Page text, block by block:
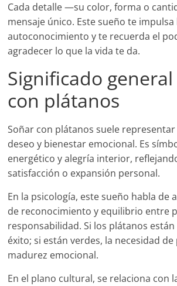
Cada detalle —su color, forma o
mensaje único. Este sueño te impulsa
autoconocimiento y te recuerda el
agradecer lo que la vida te da.
Significado
con plátanos
Soñar con plátanos suele
deseo y bienestar emocional. Es
energético y alegría interior,
satisfacción o expansión personal.
En la psicología, este sueño habla de
de reconocimiento y equilibrio entre
responsabilidad. Si los plátanos
éxito; si están verdes, la necesidad de
madurez emocional.
En el plano cultural, se relaciona con